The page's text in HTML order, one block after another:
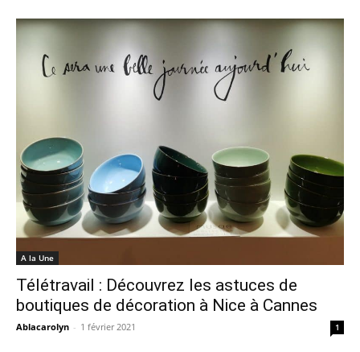
A la Une
Télétravail : Découvrez les astuces de
boutiques de décoration à Nice à Cannes
Ablacarolyn - 1 février 2021 1